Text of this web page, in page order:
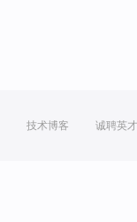
技术博客 诚聘英才